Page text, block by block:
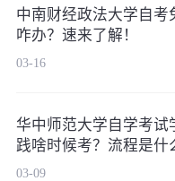
中南财经政法大学自考
咋办？速来了解！
03-16
华中师范大学自学考试
践啥时候考？流程是什
03-09